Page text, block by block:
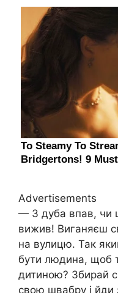
Advertisements
— З дуба впав, чи
вижив! Виганяєш
на вулицю. Так
бути людина, щоб
дитиною? Збирай
свою швабру і йди